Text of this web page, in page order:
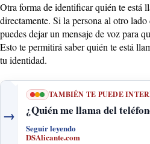
Otra forma de identificar quién te está
directamente. Si la persona al otro
puedes dejar un mensaje de voz para
Esto te permitirá saber quién te está
tu identidad.
→
TAMBIÉN TE PUEDE
¿Quién me llama del
Seguir leyendo
DSAlicante.com